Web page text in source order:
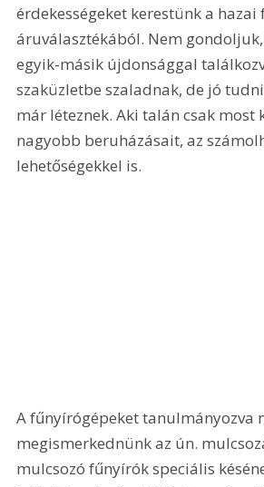
érdekességeket kerestünk a
áruválasztékából. Nem
egyik-másik újdonsággal
szaküzletbe szaladnak, de jó
már léteznek. Aki talán csak most
nagyobb beruházásait, az
lehetőségekkel is.
A fűnyírógépeket tanulmányozva
megismerkednünk az ún.
mulcsozó fűnyírók speciális